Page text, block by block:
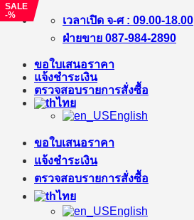
ข้าม
เนื้อหา
เวลาเปิด จ-ศ : 09.00-18.00
ฝ่ายขาย 087-984-2890
ขอใบเสนอราคา
แจ้งชำระเงิน
ตรวจสอบรายการสั่งซื้อ
ไทย
English
ขอใบเสนอราคา
แจ้งชำระเงิน
ตรวจสอบรายการสั่งซื้อ
ไทย
English
SALE
-%